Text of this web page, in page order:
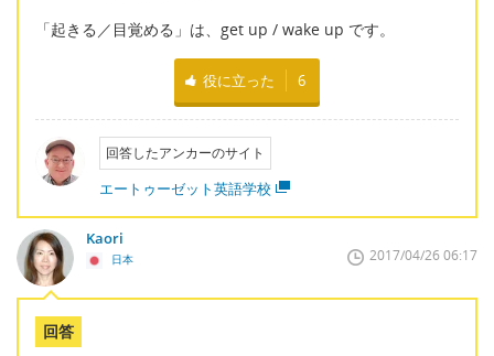
「起きる／目覚める」は、get up / wake up です。
役に立った 6
回答したアンカーのサイト
エートゥーゼット英語学校
Kaori
日本 2017/04/26 06:17
回答